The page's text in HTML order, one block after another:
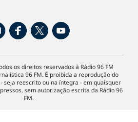
os direitos reservados à Rádio 96 FM
96 FM. É proibida a reprodução do
seja reescrito ou na íntegra - em quaisquer
sem autorização escrita da Rádio 96
FM.